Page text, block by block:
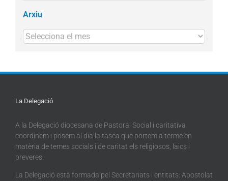
Arxiu
Arxius
La Delegació
A la Delegació diocesana de Pastoral Social i caritativa
coordinem i posem al dia la tasca que portem a terme en
matèria de temes socials i de caritat els religiosos, laics i
preveres.
La Delegació està formada pel Secretariats i entitats: Apostolat